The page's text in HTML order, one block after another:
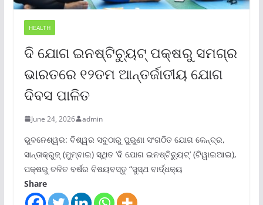
HEALTH
ଦି ଯୋଗ ଇନଷ୍ଟିଚ୍ୟୁଟ୍ ପକ୍ଷରୁ ସମଗ୍ର
ଭାରତରେ ୧୨ତମ ଆନ୍ତର୍ଜାତୀୟ ଯୋଗ
ଦିବସ ପାଳିତ
June 24, 2026 admin
ଭୁବନେଶ୍ୱର: ବିଶ୍ୱର ସବୁଠାରୁ ପୁରୁଣା ସଂଗଠିତ ଯୋଗ କେନ୍ଦ୍ର,
ସାନ୍ତାକ୍ରୁଜ୍ (ମୁମ୍ବାଇ) ସ୍ଥିତ ‘ଦି ଯୋଗ ଇନଷ୍ଟିଚ୍ୟୁଟ୍‌’ (ଟିୱାଇଆଇ),
ପକ୍ଷରୁ ଚଳିତ ବର୍ଷର ବିଷୟବସ୍ତୁ “ସୁସ୍ଥ ବାର୍ଦ୍ଧକ୍ୟ
Share